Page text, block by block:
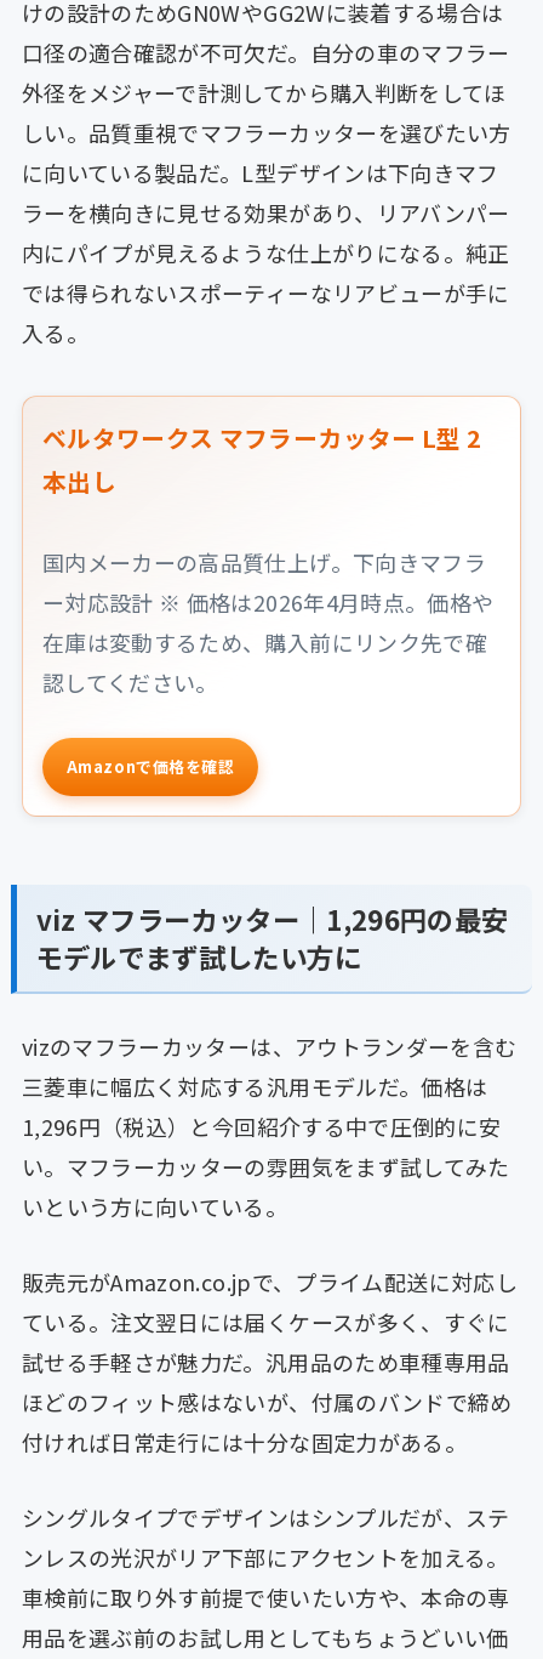
けの設計のためGN0WやGG2Wに装着する場合は
口径の適合確認が不可欠だ。自分の車のマフラー
外径をメジャーで計測してから購入判断をしてほ
しい。品質重視でマフラーカッターを選びたい方
に向いている製品だ。L型デザインは下向きマフ
ラーを横向きに見せる効果があり、リアバンパー
内にパイプが見えるような仕上がりになる。純正
では得られないスポーティーなリアビューが手に
入る。
ベルタワークス マフラーカッター L型 2
本出し
国内メーカーの高品質仕上げ。下向きマフラ
ー対応設計 ※ 価格は2026年4月時点。価格や
在庫は変動するため、購入前にリンク先で確
認してください。
Amazonで価格を確認
viz マフラーカッター｜1,296円の最安
モデルでまず試したい方に
vizのマフラーカッターは、アウトランダーを含む
三菱車に幅広く対応する汎用モデルだ。価格は
1,296円（税込）と今回紹介する中で圧倒的に安
い。マフラーカッターの雰囲気をまず試してみた
いという方に向いている。
販売元がAmazon.co.jpで、プライム配送に対応し
ている。注文翌日には届くケースが多く、すぐに
試せる手軽さが魅力だ。汎用品のため車種専用品
ほどのフィット感はないが、付属のバンドで締め
付ければ日常走行には十分な固定力がある。
シングルタイプでデザインはシンプルだが、ステ
ンレスの光沢がリア下部にアクセントを加える。
車検前に取り外す前提で使いたい方や、本命の専
用品を選ぶ前のお試し用としてもちょうどいい価